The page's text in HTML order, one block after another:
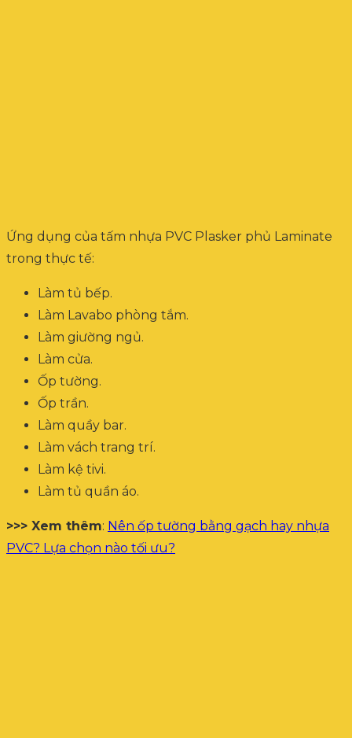
Ứng dụng của tấm nhựa PVC Plasker phủ Laminate
trong thực tế:
Làm tủ bếp.
Làm Lavabo phòng tắm.
Làm giường ngủ.
Làm cửa.
Ốp tường.
Ốp trần.
Làm quầy bar.
Làm vách trang trí.
Làm kệ tivi.
Làm tủ quần áo.
>>> Xem thêm: Nên ốp tường bằng gạch hay nhựa
PVC? Lựa chọn nào tối ưu?